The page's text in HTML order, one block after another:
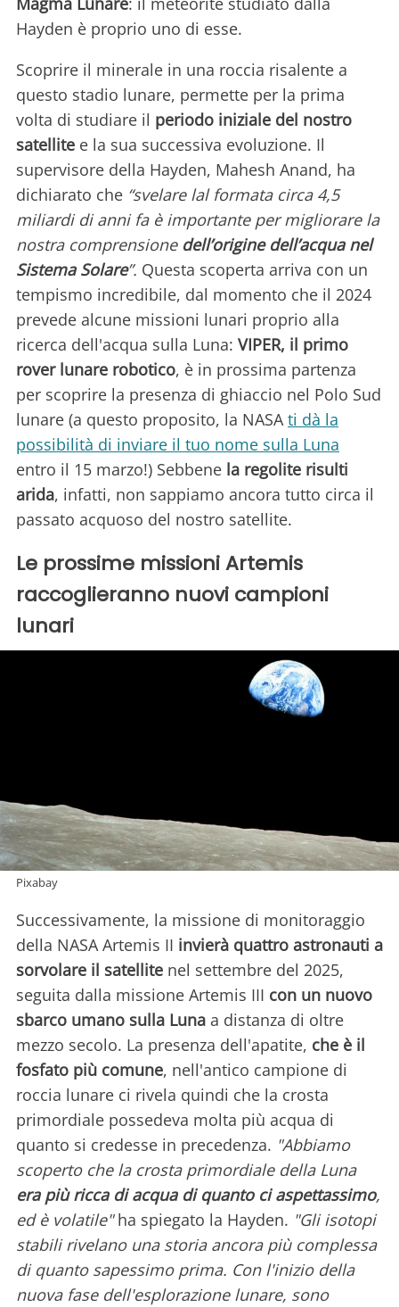
Hayden è proprio uno di esse.
Scoprire il minerale in una roccia risalente a
questo stadio lunare, permette per la prima
volta di studiare il periodo iniziale del nostro
satellite e la sua successiva evoluzione. Il
supervisore della Hayden, Mahesh Anand, ha
dichiarato che “svelare lal formata circa 4,5
miliardi di anni fa è importante per migliorare la
nostra comprensione dell’origine dell’acqua nel
Sistema Solare”. Questa scoperta arriva con un
tempismo incredibile, dal momento che il 2024
prevede alcune missioni lunari proprio alla
ricerca dell'acqua sulla Luna: VIPER, il primo
rover lunare robotico, è in prossima partenza
per scoprire la presenza di ghiaccio nel Polo Sud
lunare (a questo proposito, la NASAti dà la
possibilità di inviare il tuo nome sulla Luna
entro il 15 marzo!) Sebbene la regolite risulti
arida, infatti, non sappiamo ancora tutto circa il
passato acquoso del nostro satellite.
Le prossime missioni Artemis
raccoglieranno nuovi campioni
lunari
Pixabay
Successivamente, la missione di monitoraggio
della NASA Artemis II invierà quattro astronauti a
sorvolare il satellite nel settembre del 2025,
seguita dalla missione Artemis III con un nuovo
sbarco umano sulla Luna a distanza di oltre
mezzo secolo. La presenza dell'apatite, che è il
fosfato più comune, nell'antico campione di
roccia lunare ci rivela quindi che la crosta
primordiale possedeva molta più acqua di
quanto si credesse in precedenza. "Abbiamo
scoperto che la crosta primordiale della Luna
era più ricca di acqua di quanto ci aspettassimo,
ed è volatile"ha spiegato la Hayden. "Gli isotopi
stabili rivelano una storia ancora più complessa
di quanto sapessimo prima. Con l'inizio della
nuova fase dell'esplorazione lunare, sono